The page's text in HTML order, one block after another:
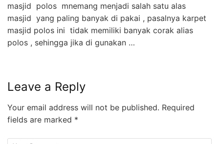
masjid polos mnemang menjadi salah satu alas
masjid yang paling banyak di pakai , pasalnya karpet
masjid polos ini tidak memiliki banyak corak alias
polos , sehingga jika di gunakan …
Leave a Reply
Your email address will not be published. Required
fields are marked *